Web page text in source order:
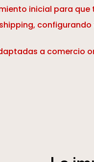
inicial para
a comercio